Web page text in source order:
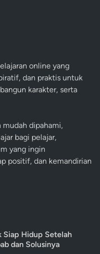
online yang
dan praktis untuk
karakter, serta
mudah dipahami,
bagi pelajar,
yang ingin
positif, dan kemandirian
Siap Hidup Setelah
dan Solusinya